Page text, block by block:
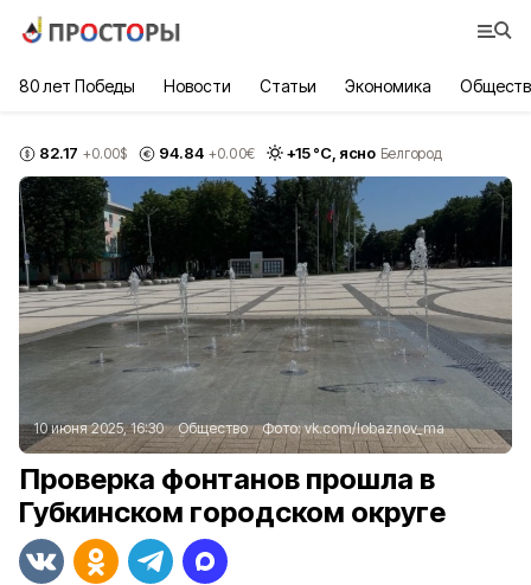
80 лет Победы Новости Статьи Экономика
82.17 +0.00$ 94.84 +0.00€ +15°С, ясно Белгород
10 июня 2025, 16:30 Общество Фото:vk.com/lobaznov_ma
Проверка фонтанов прошла в
Губкинском городском округе